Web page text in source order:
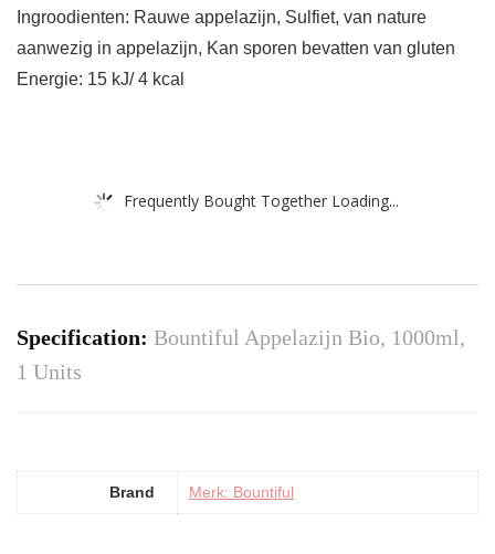
Ingroodienten: Rauwe appelazijn, Sulfiet, van nature
aanwezig in appelazijn, Kan sporen bevatten van gluten
Energie: 15 kJ/ 4 kcal
Frequently Bought Together Loading...
Specification: Bountiful Appelazijn Bio, 1000ml,
1 Units
Brand Merk: Bountiful